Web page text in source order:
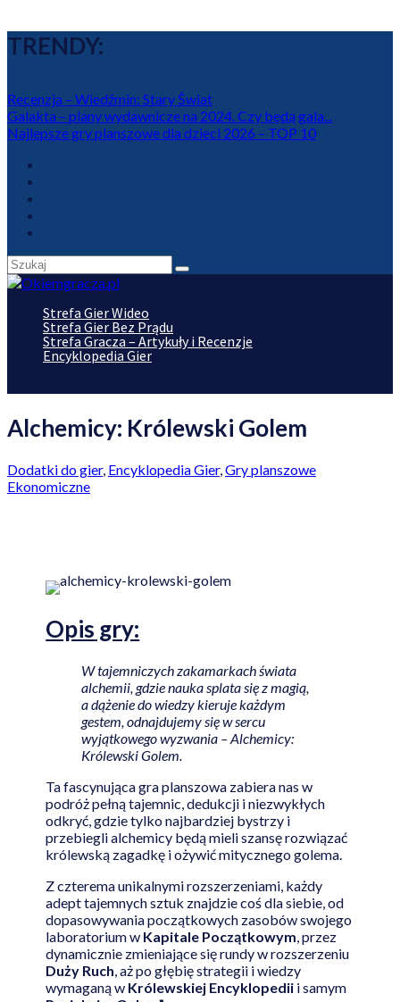
TRENDY:
Recenzja – Wiedźmin: Stary Świat
Galakta – plany wydawnicze na 2024. Czy będą gala...
Najlepsze gry planszowe dla dzieci 2026 – TOP 10
Strefa Gier Wideo
Strefa Gier Bez Prądu
Strefa Gracza – Artykuły i Recenzje
Encyklopedia Gier
Alchemicy: Królewski Golem
Dodatki do gier, Encyklopedia Gier,Gry planszowe
Ekonomiczne
Opis gry:
W tajemniczych zakamarkach świata
alchemii, gdzie nauka splata się z magią,
a dążenie do wiedzy kieruje każdym
gestem, odnajdujemy się w sercu
wyjątkowego wyzwania – Alchemicy:
Królewski Golem.
Ta fascynująca gra planszowa zabiera nas w
podróż pełną tajemnic, dedukcji i niezwykłych
odkryć, gdzie tylko najbardziej bystrzy i
przebiegli alchemicy będą mieli szansę rozwiązać
królewską zagadkę i ożywić mitycznego golema.
Z czterema unikalnymi rozszerzeniami, każdy
adept tajemnych sztuk znajdzie coś dla siebie, od
dopasowywania początkowych zasobów swojego
laboratorium w Kapitale Początkowym, przez
dynamicznie zmieniające się rundy w rozszerzeniu
Duży Ruch, aż po głębię strategii i wiedzy
wymaganą w Królewskiej Encyklopedii i samym